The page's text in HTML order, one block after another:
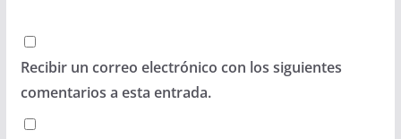
Recibir un correo electrónico con los siguientes
comentarios a esta entrada.